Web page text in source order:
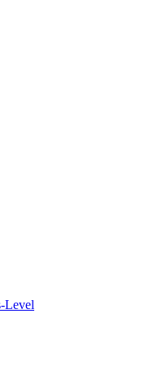
Level